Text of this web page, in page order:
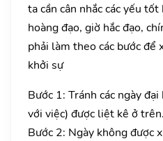
ta cần cân nhắc các yếu
hoàng đạo, giờ hắc đạo,
phải làm theo các bước để
khởi sự
Bước 1: Tránh các ngày
với việc) được liệt kê ở trên.
Bước 2: Ngày không được